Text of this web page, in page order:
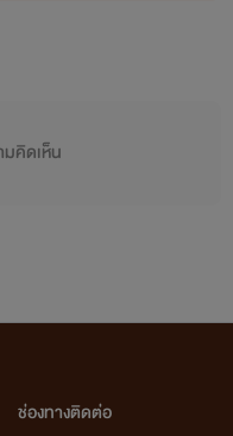
มคิดเห็น
ช่องทางติดต่อ